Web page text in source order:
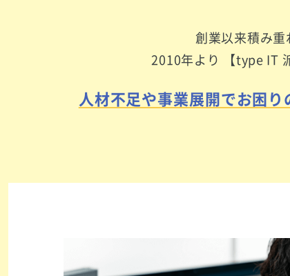
創業以来積み重
2010年より 【type IT
人材不足や事業展開でお困